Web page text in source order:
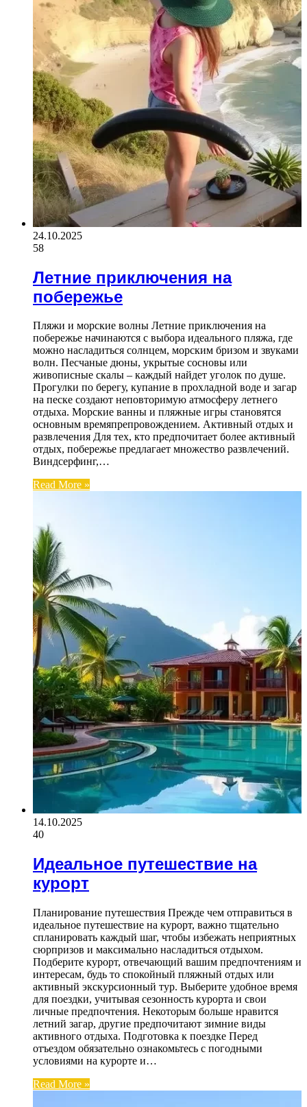
24.10.2025
58
Летние приключения на
побережье
Пляжи и морские волны Летние приключения на
побережье начинаются с выбора идеального пляжа, где
можно насладиться солнцем, морским бризом и звуками
волн. Песчаные дюны, укрытые сосновы или
живописные скалы – каждый найдет уголок по душе.
Прогулки по берегу, купание в прохладной воде и загар
на песке создают неповторимую атмосферу летнего
отдыха. Морские ванны и пляжные игры становятся
основным времяпрепровождением. Активный отдых и
развлечения Для тех, кто предпочитает более активный
отдых, побережье предлагает множество развлечений.
Виндсерфинг,…
Read More »
14.10.2025
40
Идеальное путешествие на
курорт
Планирование путешествия Прежде чем отправиться в
идеальное путешествие на курорт, важно тщательно
спланировать каждый шаг, чтобы избежать неприятных
сюрпризов и максимально насладиться отдыхом.
Подберите курорт, отвечающий вашим предпочтениям и
интересам, будь то спокойный пляжный отдых или
активный экскурсионный тур. Выберите удобное время
для поездки, учитывая сезонность курорта и свои
личные предпочтения. Некоторым больше нравится
летний загар, другие предпочитают зимние виды
активного отдыха. Подготовка к поездке Перед
отъездом обязательно ознакомьтесь с погодными
условиями на курорте и…
Read More »